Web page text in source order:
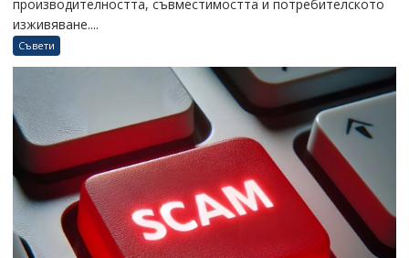
производителността, съвместимостта и потребителското
изживяване....
Съвети